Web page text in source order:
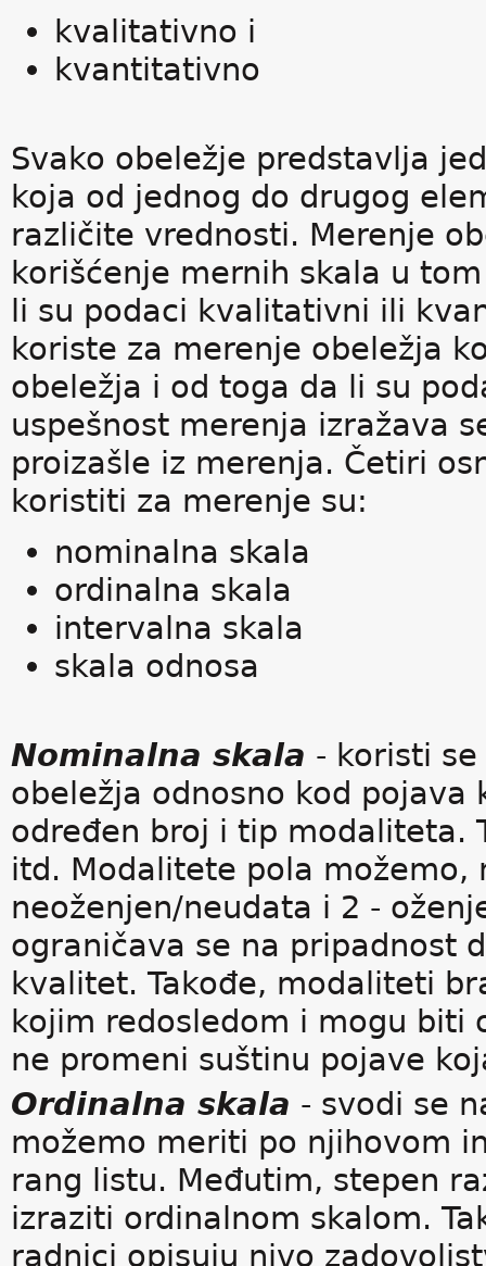
kvalitativno i
kvantitativno
Svako obeležje predstavlja
koja od jednog do drugog
različite vrednosti. Merenje
korišćenje mernih skala u
li su podaci kvalitativni ili
koriste za merenje obeležja
obeležja i od toga da li su
uspešnost merenja izražava
proizašle iz merenja. Četiri
koristiti za merenje su:
nominalna skala
ordinalna skala
intervalna skala
skala odnosa
Nominalna skala - koristi
obeležja odnosno kod
određen broj i tip modaliteta.
itd. Modalitete pola možemo,
neoženjen/neudata i 2 -
ograničava se na pripadnost
kvalitet. Takođe, modaliteti
kojim redosledom i mogu biti
ne promeni suštinu pojave
Ordinalna skala - svodi se
možemo meriti po njihovom
rang listu. Međutim, stepen
izraziti ordinalnom skalom.
radnici opisuju nivo